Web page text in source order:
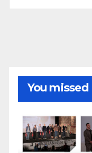
You missed